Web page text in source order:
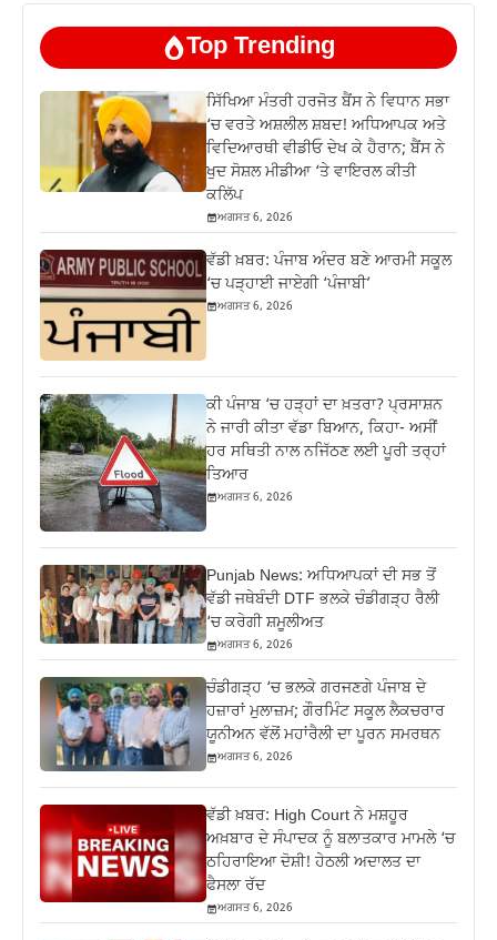
Top Trending
ਸਿੱਖਿਆ ਮੰਤਰੀ ਹਰਜੋਤ ਬੈਂਸ ਨੇ ਵਿਧਾਨ ਸਭਾ
‘ਚ ਵਰਤੇ ਅਸ਼ਲੀਲ ਸ਼ਬਦ! ਅਧਿਆਪਕ ਅਤੇ
ਵਿਦਿਆਰਥੀ ਵੀਡੀਓ ਦੇਖ ਕੇ ਹੈਰਾਨ; ਬੈਂਸ ਨੇ
ਖੁਦ ਸੋਸ਼ਲ ਮੀਡੀਆ ‘ਤੇ ਵਾਇਰਲ ਕੀਤੀ
ਕਲਿੱਪ
ਅਗਸਤ 6, 2026
ਵੱਡੀ ਖ਼ਬਰ: ਪੰਜਾਬ ਅੰਦਰ ਬਣੇ ਆਰਮੀ ਸਕੂਲ
‘ਚ ਪੜ੍ਹਾਈ ਜਾਏਗੀ ‘ਪੰਜਾਬੀ’
ਅਗਸਤ 6, 2026
ਕੀ ਪੰਜਾਬ ‘ਚ ਹੜ੍ਹਾਂ ਦਾ ਖ਼ਤਰਾ? ਪ੍ਰਸਾਸ਼ਨ
ਨੇ ਜਾਰੀ ਕੀਤਾ ਵੱਡਾ ਬਿਆਨ, ਕਿਹਾ- ਅਸੀਂ
ਹਰ ਸਥਿਤੀ ਨਾਲ ਨਜਿੱਠਣ ਲਈ ਪੂਰੀ ਤਰ੍ਹਾਂ
ਤਿਆਰ
ਅਗਸਤ 6, 2026
Punjab News: ਅਧਿਆਪਕਾਂ ਦੀ ਸਭ ਤੋਂ
ਵੱਡੀ ਜਥੇਬੰਦੀ DTF ਭਲਕੇ ਚੰਡੀਗੜ੍ਹ ਰੈਲੀ
‘ਚ ਕਰੇਗੀ ਸ਼ਮੂਲੀਅਤ
ਅਗਸਤ 6, 2026
ਚੰਡੀਗੜ੍ਹ ‘ਚ ਭਲਕੇ ਗਰਜਣਗੇ ਪੰਜਾਬ ਦੇ
ਹਜ਼ਾਰਾਂ ਮੁਲਾਜ਼ਮ; ਗੌਰਮਿੰਟ ਸਕੂਲ ਲੈਕਚਰਾਰ
ਯੂਨੀਅਨ ਵੱਲੋਂ ਮਹਾਂਰੈਲੀ ਦਾ ਪੂਰਨ ਸਮਰਥਨ
ਅਗਸਤ 6, 2026
ਵੱਡੀ ਖ਼ਬਰ: High Court ਨੇ ਮਸ਼ਹੂਰ
ਅਖ਼ਬਾਰ ਦੇ ਸੰਪਾਦਕ ਨੂੰ ਬਲਾਤਕਾਰ ਮਾਮਲੇ ‘ਚ
ਠਹਿਰਾਇਆ ਦੋਸ਼ੀ! ਹੇਠਲੀ ਅਦਾਲਤ ਦਾ
ਫੈਸਲਾ ਰੱਦ
ਅਗਸਤ 6, 2026